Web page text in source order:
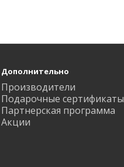
Дополнительно
Производители
Подарочные сертификаты
Партнерская программа
Акции